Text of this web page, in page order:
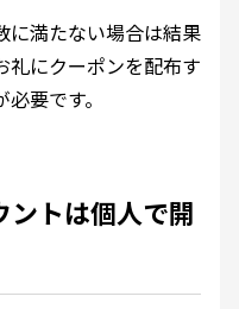
に満たない場合は結果
礼にクーポンを配布す
要です。
トは個人で開